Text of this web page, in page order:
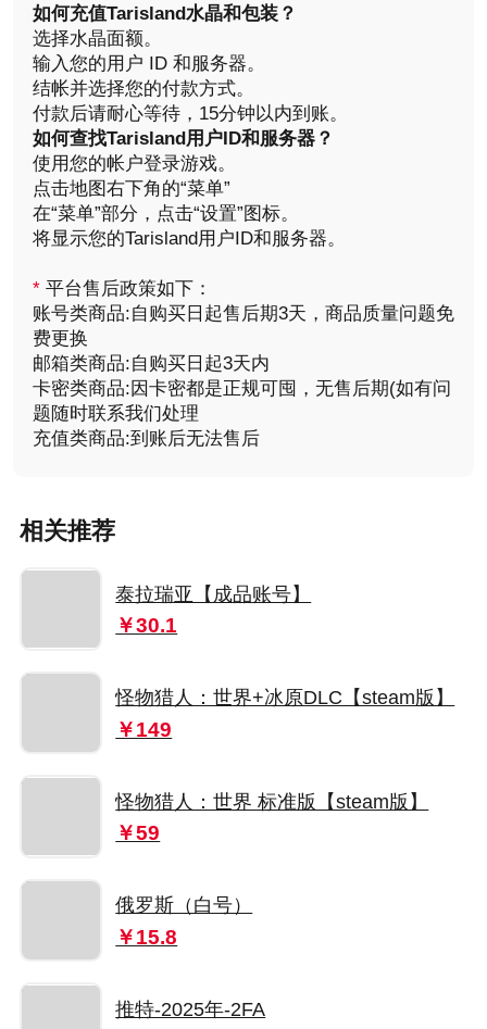
如何充值Tarisland水晶和包装？
选择水晶面额。
输入您的用户 ID 和服务器。
结帐并选择您的付款方式。
付款后请耐心等待，15分钟以内到账。
如何查找Tarisland用户ID和服务器？
使用您的帐户登录游戏。
点击地图右下角的“菜单”
在“菜单”部分，点击“设置”图标。
将显示您的Tarisland用户ID和服务器。
*平台售后政策如下：
账号类商品:自购买日起售后期3天，商品质量问题免
费更换
邮箱类商品:自购买日起3天内
卡密类商品:因卡密都是正规可囤，无售后期(如有问
题随时联系我们处理
充值类商品:到账后无法售后
相关推荐
泰拉瑞亚【成品账号】
￥30.1
怪物猎人：世界+冰原DLC【steam版】
￥149
怪物猎人：世界 标准版【steam版】
￥59
俄罗斯（白号）
￥15.8
推特-2025年-2FA